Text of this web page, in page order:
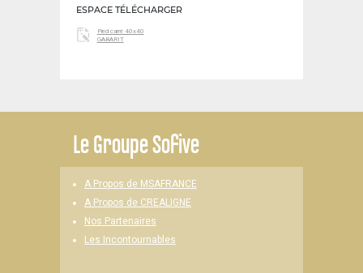
ESPACE TÉLÉCHARGER
Pied carré 40x40
GABARIT
LeGroupe Sofive
A Propos de MSAFRANCE
A Propos de CREALIGNE
Nos Partenaires
Les Incontournables